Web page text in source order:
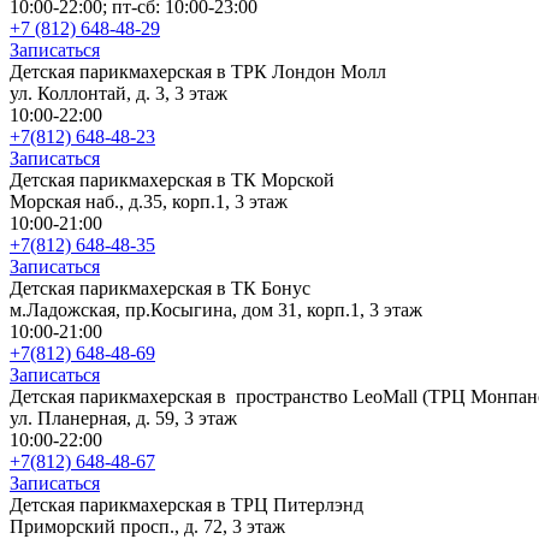
10:00-22:00; пт-сб: 10:00-23:00
+7 (812) 648-48-29
Записаться
Детская парикмахерская в ТРК Лондон Молл
ул. Коллонтай, д. 3, 3 этаж
10:00-22:00
+7(812) 648-48-23
Записаться
Детская парикмахерская в ТК Морской
Морская наб., д.35, корп.1, 3 этаж
10:00-21:00
+7(812) 648-48-35
Записаться
Детская парикмахерская в ТК Бонус
м.Ладожская, пр.Косыгина, дом 31, корп.1, 3 этаж
10:00-21:00
+7(812) 648-48-69
Записаться
Детская парикмахерская в пространство LeoMall (ТРЦ
ул. Планерная, д. 59, 3 этаж
10:00-22:00
+7(812) 648-48-67
Записаться
Детская парикмахерская в ТРЦ Питерлэнд
Приморский просп., д. 72, 3 этаж